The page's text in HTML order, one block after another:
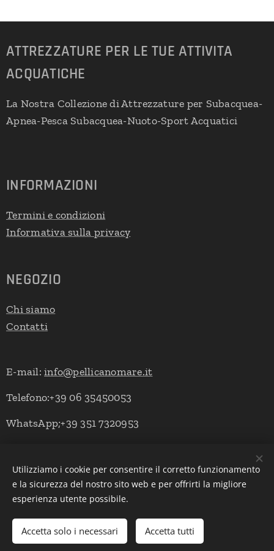
ATTREZZATURE PER LE TUE ATTIVITA
ACQUATICHE
La Nostra Collezione di Attrezzature per Subacquea-
Apnea-Pesca Subacquea-Nuoto-Sport Acquatici
INFORMAZIONI
Termini e condizioni
Informativa sulla privacy
NEGOZIO
Chi siamo
Contatti
E-mail:info@pellicanomare.it
Telefono:+39 06 35450053
WhatsApp;+39 351 7320953
Powered by Pellicano Mare Cookies
Lingue
Italiano
English Deutsch
Utilizziamo i cookie per consentire il corretto funzionamento
e la sicurezza del nostro sito web e per offrirti la migliore
esperienza utente possibile.
Accetta solo i necessari Accetta tutti